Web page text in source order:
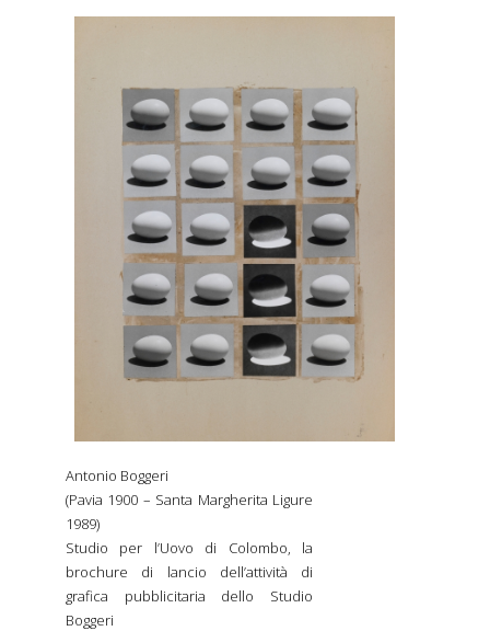
Antonio Boggeri
(Pavia 1900 – Santa Margherita Ligure
1989)
Studio per l’Uovo di Colombo, la
brochure di lancio dell’attività di
grafica pubblicitaria dello Studio
Boggeri